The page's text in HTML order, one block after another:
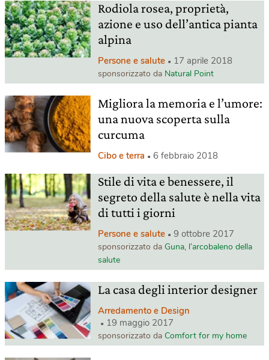
Rodiola rosea, proprietà,
azione e uso dell’antica pianta
alpina
Persone e salute 17 aprile 2018
sponsorizzato da Natural Point
Migliora la memoria e l’umore:
una nuova scoperta sulla
curcuma
Cibo e terra 6 febbraio 2018
Stile di vita e benessere, il
segreto della salute è nella vita
di tutti i giorni
Persone e salute 9 ottobre 2017
sponsorizzato da Guna, l’arcobaleno della
salute
La casa degli interior designer
Arredamento e Design
19 maggio 2017
sponsorizzato da Comfort for my home